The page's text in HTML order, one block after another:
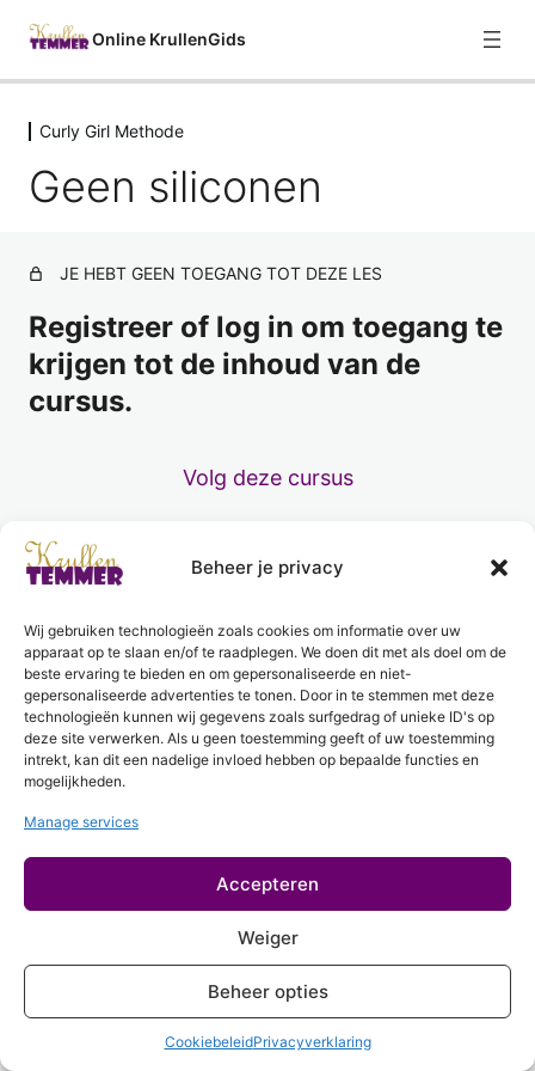
Beheer je privacy
Wij gebruiken technologieën zoals cookies om informatie over uw
apparaat op te slaan en/of te raadplegen. We doen dit met als doel om de
beste ervaring te bieden en om gepersonaliseerde en niet-
gepersonaliseerde advertenties te tonen. Door in te stemmen met deze
technologieën kunnen wij gegevens zoals surfgedrag of unieke ID's op
deze site verwerken. Als u geen toestemming geeft of uw toestemming
intrekt, kan dit een nadelige invloed hebben op bepaalde functies en
mogelijkheden.
Manage services
Accepteren
Weiger
Beheer opties
CookiebeleidPrivacyverklaring
Online KrullenGids
Welkom
1 les
Curly Girl Methode
Geen siliconen
Geen uitdrogende alcohol
Geen hitte
Haareigenschappen
7 lessen
Voor het wassen
2 lessen
Reinigen
2 lessen
Hydrateren
Styling (optioneel)
2 lessen
5 lessen
Curly Girl Methode
Geen siliconen
JE HEBT GEEN TOEGANG TOT DEZE LES
Registreer of log in om toegang te
krijgen tot de inhoud van de
cursus.
Volg deze cursus